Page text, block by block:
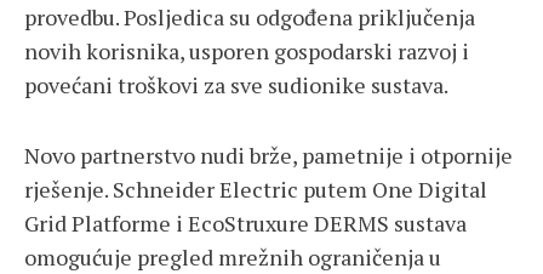
provedbu. Posljedica su odgođena priključenja
novih korisnika, usporen gospodarski razvoj i
povećani troškovi za sve sudionike sustava.
Novo partnerstvo nudi brže, pametnije i otpornije
rješenje. Schneider Electric putem One Digital
Grid Platforme i EcoStruxure DERMS sustava
omogućuje pregled mrežnih ograničenja u